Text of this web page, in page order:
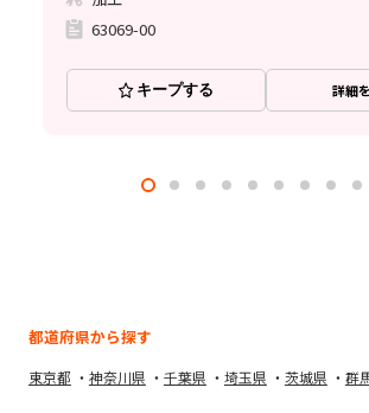
63069-00
キープする 詳細
都道府県から探す
東京都 神奈川県 千葉県 埼玉県 茨城県 群